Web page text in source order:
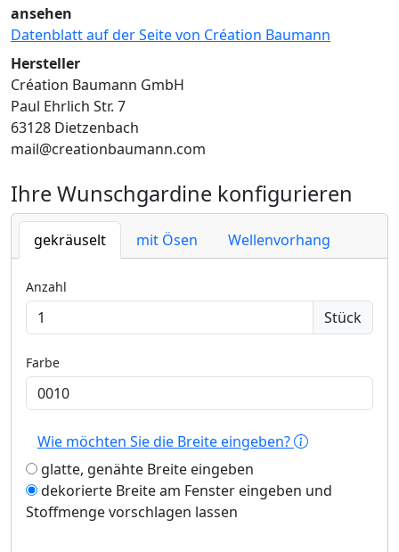
ansehen
Datenblatt auf der Seite von Création Baumann
Hersteller
Création Baumann GmbH
Paul Ehrlich Str. 7
63128 Dietzenbach
mail@creationbaumann.com
Ihre Wunschgardine konfigurieren
gekräuselt mit Ösen Wellenvorhang
Anzahl
Stück
Farbe
Wie möchten Sie die Breite eingeben?
glatte, genähte Breite eingeben
dekorierte Breite am Fenster eingeben und
Stoffmenge vorschlagen lassen